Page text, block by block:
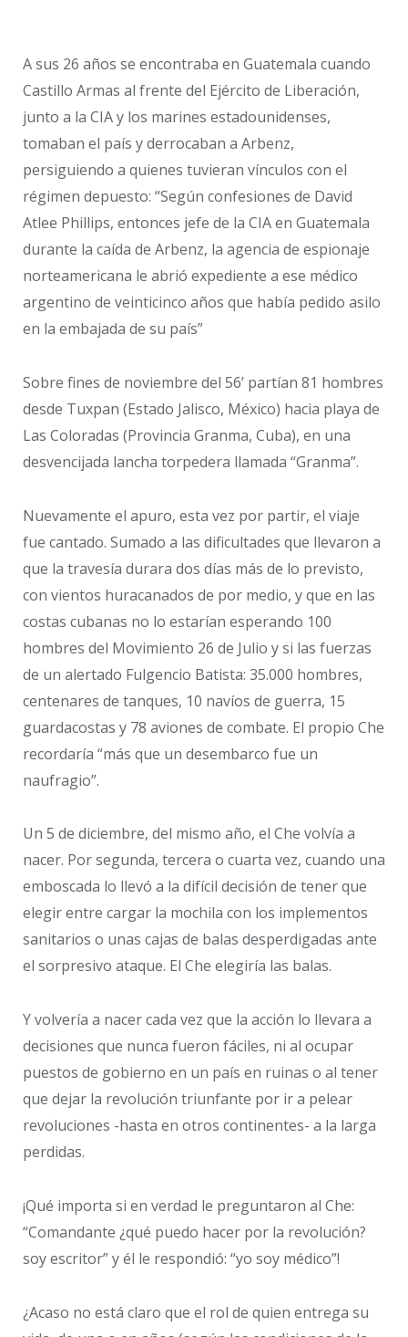
A sus 26 años se encontraba en Guatemala cuando
Castillo Armas al frente del Ejército de Liberación,
junto a la CIA y los marines estadounidenses,
tomaban el país y derrocaban a Arbenz,
persiguiendo a quienes tuvieran vínculos con el
régimen depuesto: “Según confesiones de David
Atlee Phillips, entonces jefe de la CIA en Guatemala
durante la caída de Arbenz, la agencia de espionaje
norteamericana le abrió expediente a ese médico
argentino de veinticinco años que había pedido asilo
en la embajada de su país”
Sobre fines de noviembre del 56’ partían 81 hombres
desde Tuxpan (Estado Jalisco, México) hacia playa de
Las Coloradas (Provincia Granma, Cuba), en una
desvencijada lancha torpedera llamada “Granma”.
Nuevamente el apuro, esta vez por partir, el viaje
fue cantado. Sumado a las dificultades que llevaron a
que la travesía durara dos días más de lo previsto,
con vientos huracanados de por medio, y que en las
costas cubanas no lo estarían esperando 100
hombres del Movimiento 26 de Julio y si las fuerzas
de un alertado Fulgencio Batista: 35.000 hombres,
centenares de tanques, 10 navíos de guerra, 15
guardacostas y 78 aviones de combate. El propio Che
recordaría “más que un desembarco fue un
naufragio”.
Un 5 de diciembre, del mismo año, el Che volvía a
nacer. Por segunda, tercera o cuarta vez, cuando una
emboscada lo llevó a la difícil decisión de tener que
elegir entre cargar la mochila con los implementos
sanitarios o unas cajas de balas desperdigadas ante
el sorpresivo ataque. El Che elegiría las balas.
Y volvería a nacer cada vez que la acción lo llevara a
decisiones que nunca fueron fáciles, ni al ocupar
puestos de gobierno en un país en ruinas o al tener
que dejar la revolución triunfante por ir a pelear
revoluciones -hasta en otros continentes- a la larga
perdidas.
¡Qué importa si en verdad le preguntaron al Che:
“Comandante ¿qué puedo hacer por la revolución?
soy escritor” y él le respondió: “yo soy médico”!
¿Acaso no está claro que el rol de quien entrega su